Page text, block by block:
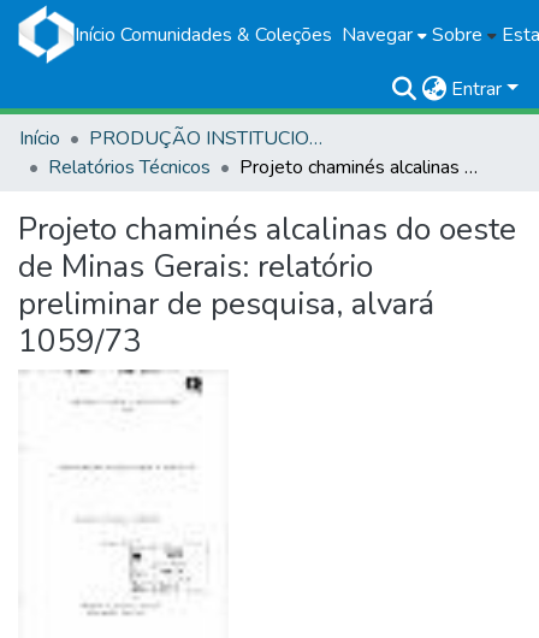
Início Comunidades & Coleções Navegar Sobre
Entrar
Início
PRODUÇÃO INSTITUCIONAL
Relatórios Técnicos
Projeto chaminés alcalinas do oeste de Minas Gerais: relatório preliminar de pesquisa, alvará 1059/73
Projeto chaminés alcalinas do oeste
de Minas Gerais: relatório
preliminar de pesquisa, alvará
1059/73